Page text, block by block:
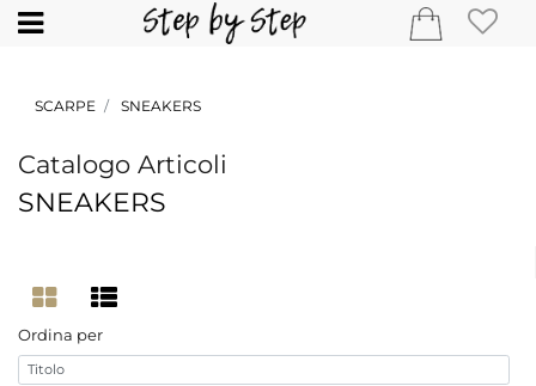
Open
SCARPE SNEAKERS
Catalogo Articoli
SNEAKERS
Ordina per